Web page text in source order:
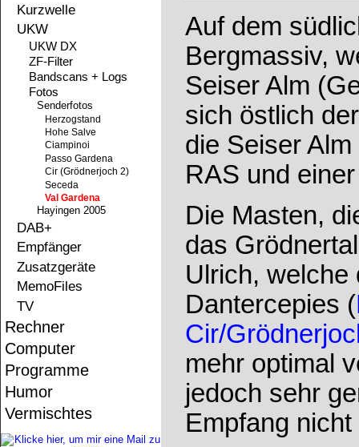
Kurzwelle
UKW
UKW DX
ZF-Filter
Bandscans + Logs
Fotos
Senderfotos
Herzogstand
Hohe Salve
Ciampinoi
Passo Gardena
Cir (Grödnerjoch 2)
Seceda
Val Gardena
Hayingen 2005
DAB+
Empfänger
Zusatzgeräte
MemoFiles
TV
Rechner
Computer
Programme
Humor
Vermischtes
Auf dem
Bergmassiv,
Seiser Alm
sich östlich
die Seiser
RAS und
Die Masten,
das
Ulrich, welche
Dantercepies (
Cir/
mehr optimal
jedoch sehr
Empfang